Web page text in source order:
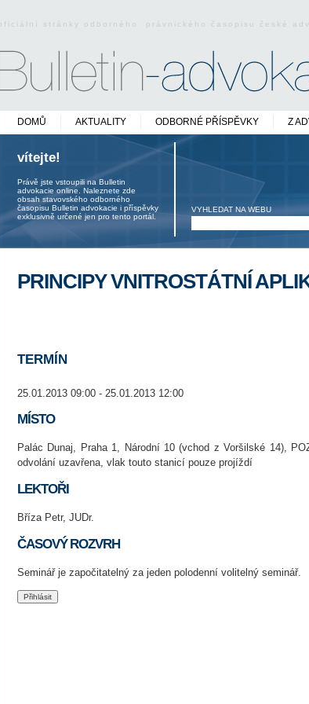
oficiální stránky odborného právnického časopisu české
DOMŮ AKTUALITY ODBORNÉ PŘÍSPĚVKY Z
vítejte!
Právě jste vstoupili na Bulletin
advokacie online. Naleznete zde
obsah stavovského odborného
časopisu Bulletin advokacie i příspěvky
exklusivně určené jen pro tento portál.
VYHLEDAT NA WEBU
PRINCIPY VNITROSTÁTNÍ
TERMÍN
25.01.2013 09:00 - 25.01.2013 12:00
MÍSTO
Palác Dunaj, Praha 1, Národní 10 (vchod z Voršilské 14),
odvolání uzavřena, vlak touto stanicí pouze projíždí
LEKTOŘI
Bříza Petr, JUDr.
ČASOVÝ ROZVRH
Seminář je započitatelný za jeden polodenní volitelný seminář.